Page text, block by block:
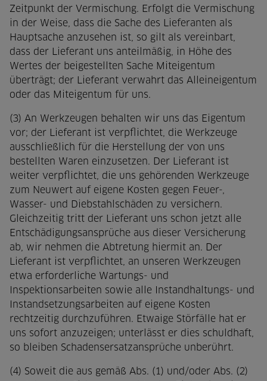
Zeitpunkt der Vermischung. Erfolgt die Vermischung
in der Weise, dass die Sache des Lieferanten als
Hauptsache anzusehen ist, so gilt als vereinbart,
dass der Lieferant uns anteilmäßig, in Höhe des
Wertes der beigestellten Sache Miteigentum
überträgt; der Lieferant verwahrt das Alleineigentum
oder das Miteigentum für uns.
(3) An Werkzeugen behalten wir uns das Eigentum
vor; der Lieferant ist verpflichtet, die Werkzeuge
ausschließlich für die Herstellung der von uns
bestellten Waren einzusetzen. Der Lieferant ist
weiter verpflichtet, die uns gehörenden Werkzeuge
zum Neuwert auf eigene Kosten gegen Feuer-,
Wasser- und Diebstahlschäden zu versichern.
Gleichzeitig tritt der Lieferant uns schon jetzt alle
Entschädigungsansprüche aus dieser Versicherung
ab, wir nehmen die Abtretung hiermit an. Der
Lieferant ist verpflichtet, an unseren Werkzeugen
etwa erforderliche Wartungs- und
Inspektionsarbeiten sowie alle Instandhaltungs- und
Instandsetzungsarbeiten auf eigene Kosten
rechtzeitig durchzuführen. Etwaige Störfälle hat er
uns sofort anzuzeigen; unterlässt er dies schuldhaft,
so bleiben Schadensersatzansprüche unberührt.
(4) Soweit die aus gemäß Abs. (1) und/oder Abs. (2)